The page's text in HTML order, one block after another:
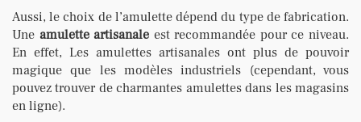
Aussi, le choix de l’amulette dépend du type de fabrication.
Une amulette artisanale est recommandée pour ce niveau.
En effet, Les amulettes artisanales ont plus de pouvoir
magique que les modèles industriels (cependant, vous
pouvez trouver de charmantes amulettes dans les magasins
en ligne).